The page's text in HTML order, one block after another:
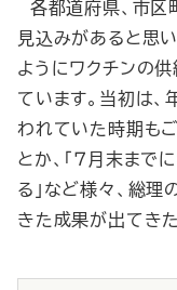
各都道府県、市区
見込みがあると思
ようにワクチンの
ています。当初は
われていた時期も
とか、「７月末まで
る」など様々、総
きた成果が出てき